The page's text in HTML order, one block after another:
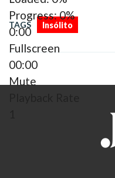
Progress: 0%
0:00
Fullscreen
00:00
Mute
TAGS Insólito